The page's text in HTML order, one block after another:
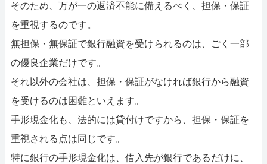
そのため、万が一の返済不能に備えるべく、担保・保証
を重視するのです。
無担保・無保証で銀行融資を受けられるのは、ごく一部
の優良企業だけです。
それ以外の会社は、担保・保証がなければ銀行から融資
を受けるのは困難といえます。
手形現金化も、法的には貸付けですから、担保・保証を
重視される点は同じです。
特に銀行の手形現金化は、借入先が銀行であるだけに、